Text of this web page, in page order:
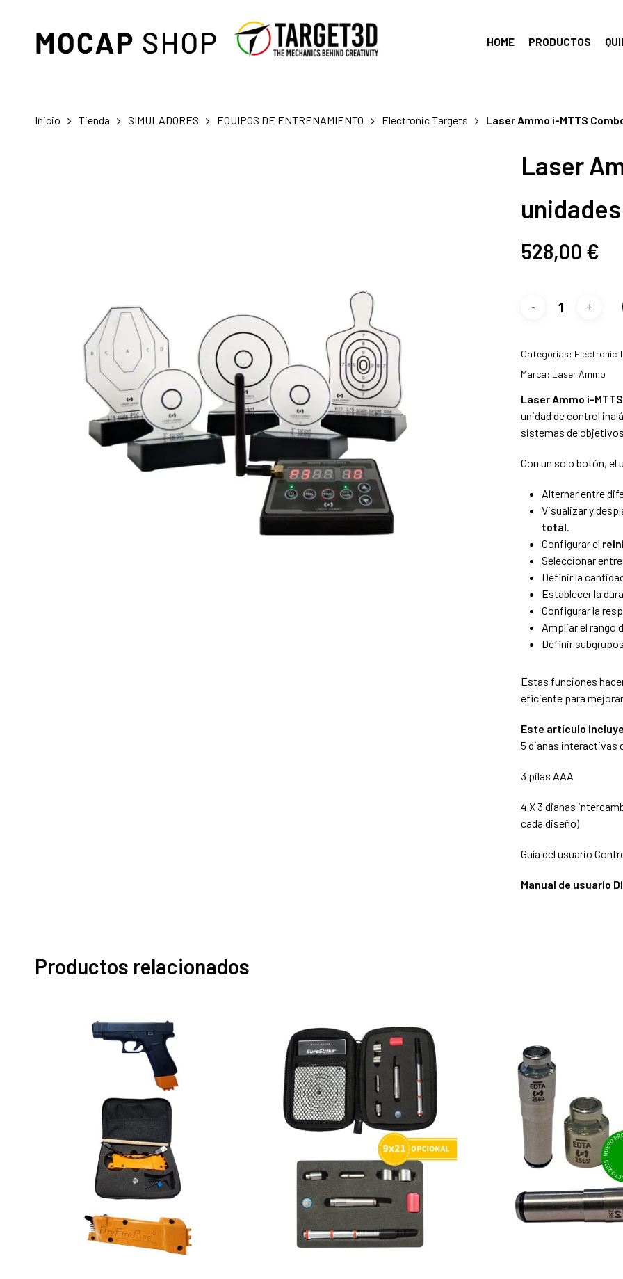
Pulsa la tecla enter para buscar o ESC para cerrar
HOME PRODUCTOS
Inicio Tienda SIMULADORES EQUIPOS DE ENTRENAMIENTO Electronic Targets Laser Ammo i-MTTS
Laser
528,00 €
Categorías: Electronic
Marca: Laser Ammo
Laser Ammo i-
unidad de control
sistemas de
Con un solo botón, el
Alternar entre
Visualizar y
total.
Configurar el
Seleccionar
Definir la
Establecer la
Configurar la
Ampliar el rango
Definir
Estas funciones
eficiente para
Este artículo
5 dianas interactivas
3 pilas AAA
4 X 3 dianas
cada diseño)
Guía del usuario
Manual de usuario
Productos relacionados